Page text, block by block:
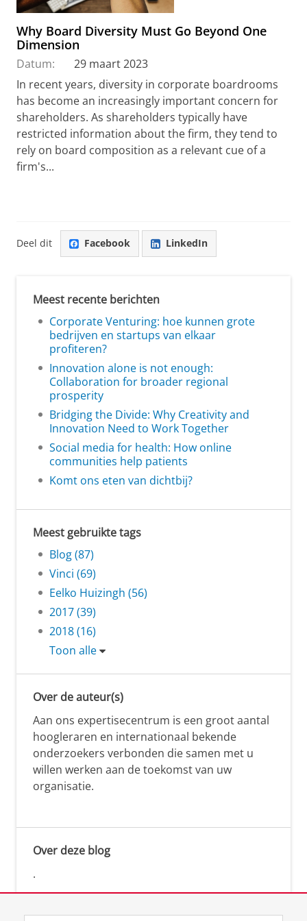
Why Board Diversity Must Go Beyond One
Dimension
Datum:
29 maart 2023
In recent years, diversity in corporate boardrooms
has become an increasingly important concern for
shareholders. As shareholders typically have
restricted information about the firm, they tend to
rely on board composition as a relevant cue of a
firm's...
Deel dit Facebook LinkedIn
Meest recente berichten
Corporate Venturing: hoe kunnen grote
bedrijven en startups van elkaar
profiteren?
Innovation alone is not enough:
Collaboration for broader regional
prosperity
Bridging the Divide: Why Creativity and
Innovation Need to Work Together
Social media for health: How online
communities help patients
Komt ons eten van dichtbij?
Meest gebruikte tags
Blog (87)
Vinci (69)
Eelko Huizingh (56)
2017 (39)
2018 (16)
Toon alle
Over de auteur(s)
Aan ons expertisecentrum is een groot aantal
hoogleraren en internationaal bekende
onderzoekers verbonden die samen met u
willen werken aan de toekomst van uw
organisatie.
Over deze blog
.